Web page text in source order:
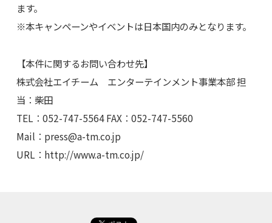
ます。
※本キャンペーンやイベントは日本国内のみとなります。
【本件に関するお問い合わせ先】
株式会社エイチーム エンターテインメント事業本部 担
当：柴田
TEL：052-747-5564 FAX：052-747-5560
Mail： press@a-tm.co.jp
URL：http://www.a-tm.co.jp/